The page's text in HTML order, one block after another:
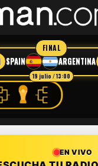
FINAL
SPAIN ARGENTINA
19 julio / 13:00
EN VIVO